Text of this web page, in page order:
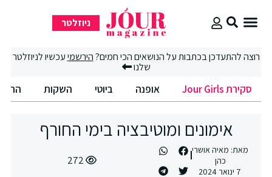
ניוזלטר
להתעדכן בכתבות על הנושאים הכי חמים?הירשמיעכשיו לניוזלטר
שלנו
סקירת Jour Girls אופנה ביוטי השקות החיים
אימונים ומוטיבציה בימי החורף
מאת:מאיה אושרי